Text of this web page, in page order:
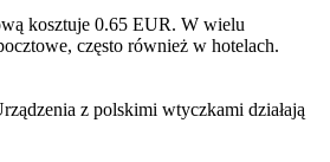
kosztuje 0.65 EUR. W wielu
często również w hotelach.
z polskimi wtyczkami działają